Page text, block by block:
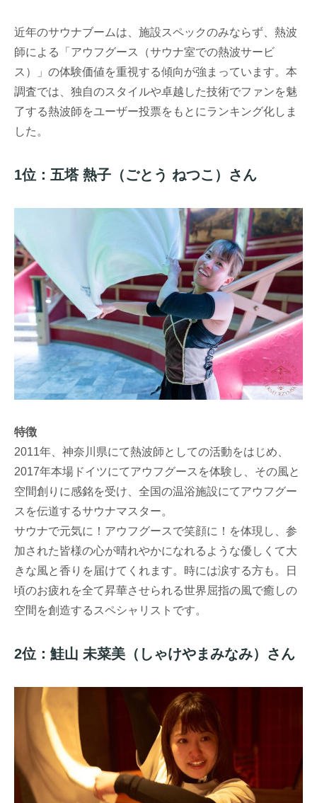
近年のサウナブームは、施設スペックのみならず、熱波
師による「アウフグース（サウナ室での熱波サービ
ス）」の体験価値を重視する傾向が強まっています。本
調査では、独自のスタイルや卓越した技術でファンを魅
了する熱波師をユーザー投票をもとにランキング化しま
した。
1位：五塔 熱子（ごとう ねつこ）さん
特徴
2011年、神奈川県にて熱波師としての活動をはじめ、
2017年本場ドイツにてアウフグースを体験し、その風と
空間創りに感銘を受け、全国の温浴施設にてアウフグー
スを伝道するサウナマスター。
サウナで元気に！アウフグースで笑顔に！を体現し、参
加された皆様の心が晴れやかになれるような優しくて大
きな風と香りを届けてくれます。時には涙する方も。日
頃のお疲れを全て昇華させられる世界屈指の風で癒しの
空間を創造するスペシャリストです。
2位：鮭山 未菜美（しゃけやまみなみ）さん